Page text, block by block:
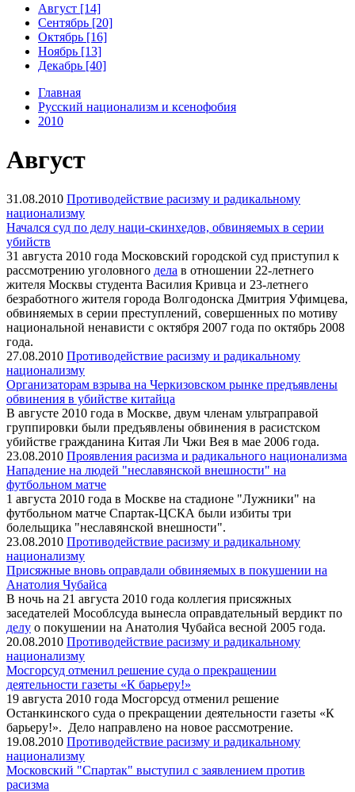
Август [14]
Сентябрь [20]
Октябрь [16]
Ноябрь [13]
Декабрь [40]
Главная
Русский национализм и ксенофобия
2010
Август
31.08.2010 Противодействие расизму и радикальному
национализму
Начался суд по делу наци-скинхедов, обвиняемых в серии
убийств
31 августа 2010 года Московский городской суд приступил к
рассмотрению уголовного дела в отношении 22-летнего
жителя Москвы студента Василия Кривца и 23-летнего
безработного жителя города Волгодонска Дмитрия Уфимцева,
обвиняемых в серии преступлений, совершенных по мотиву
национальной ненависти с октября 2007 года по октябрь 2008
года.
27.08.2010 Противодействие расизму и радикальному
национализму
Организаторам взрыва на Черкизовском рынке предъявлены
обвинения в убийстве китайца
В августе 2010 года в Москве, двум членам ультраправой
группировки были предъявлены обвинения в расистском
убийстве гражданина Китая Ли Чжи Вея в мае 2006 года.
23.08.2010 Проявления расизма и радикального национализма
Нападение на людей "неславянской внешности" на
футбольном матче
1 августа 2010 года в Москве на стадионе "Лужники" на
футбольном матче Спартак-ЦСКА были избиты три
болельщика "неславянской внешности".
23.08.2010 Противодействие расизму и радикальному
национализму
Присяжные вновь оправдали обвиняемых в покушении на
Анатолия Чубайса
В ночь на 21 августа 2010 года коллегия присяжных
заседателей Мособлсуда вынесла оправдательный вердикт по
делу о покушении на Анатолия Чубайса весной 2005 года.
20.08.2010 Противодействие расизму и радикальному
национализму
Мосгорсуд отменил решение суда о прекращении
деятельности газеты «К барьеру!»
19 августа 2010 года Мосгорсуд отменил решение
Останкинского суда о прекращении деятельности газеты «К
барьеру!». Дело направлено на новое рассмотрение.
19.08.2010 Противодействие расизму и радикальному
национализму
Московский "Спартак" выступил с заявлением против
расизма